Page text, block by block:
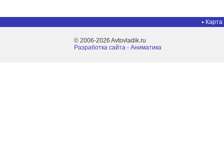
Карта
© 2006-2026 Avtovladik.ru
Разработка сайта - Aниматика